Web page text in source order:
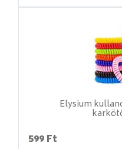
Elysium
599 Ft